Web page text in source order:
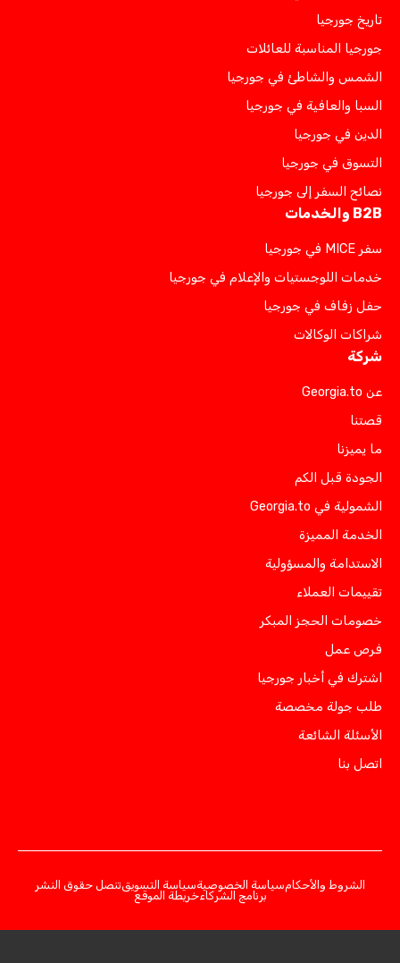
تاريخ جورجيا
جورجيا المناسبة للعائلات
الشمس والشاطئ في جورجيا
السبا والعافية في جورجيا
الدين في جورجيا
التسوق في جورجيا
نصائح السفر إلى جورجيا
B2B والخدمات
سفر MICE في جورجيا
خدمات اللوجستيات والإعلام في جورجيا
حفل زفاف في جورجيا
شراكات الوكالات
شركة
عن Georgia.to
قصتنا
ما يميزنا
الجودة قبل الكم
الشمولية في Georgia.to
الخدمة المميزة
الاستدامة والمسؤولية
تقييمات العملاء
خصومات الحجز المبكر
فرص عمل
اشترك في أخبار جورجيا
طلب جولة مخصصة
الأسئلة الشائعة
اتصل بنا
الشروط والأحكامسياسة الخصوصيةسياسة التسويقتنصل حقوق النشر
برنامج الشركاءخريطة الموقع